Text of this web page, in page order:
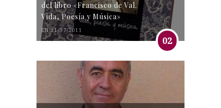
del libro «Francisco de Val.
Vida, Poesía y Música»
EN 31/07/2011
02